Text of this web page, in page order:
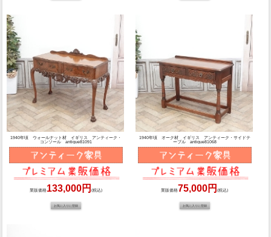
1940年頃 ウォールナット材 イギリス アンティーク・
コンソール antique81091
業販価格133,000円(税込)
1940年頃 オーク材 イギリス アンティーク・サイドテ
ーブル antique81068
業販価格75,000円(税込)